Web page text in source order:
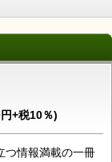
+税10％)
つ情報満載の一冊